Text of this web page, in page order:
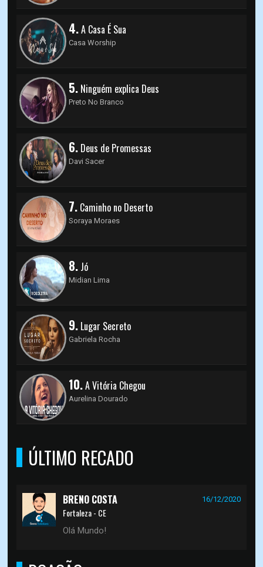
4.A Casa É Sua
Casa Worship
5. Ninguém explica Deus
Preto No Branco
6. Deus de Promessas
Davi Sacer
7. Caminho no Deserto
Soraya Moraes
8. Jó
Midian Lima
9. Lugar Secreto
Gabriela Rocha
10.A Vitória Chegou
Aurelina Dourado
ÚLTIMO RECADO
BRENO COSTA 16/12/2020
Fortaleza - CE
Olá Mundo!